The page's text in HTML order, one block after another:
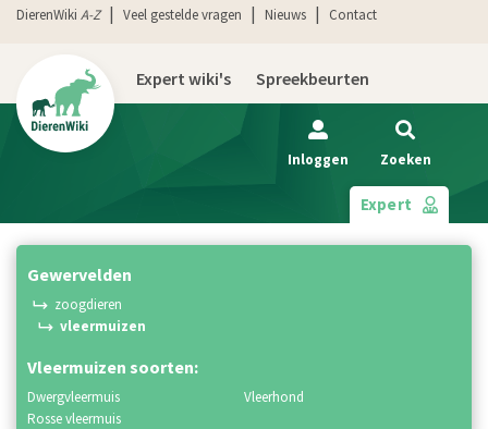
DierenWiki A-Z Veel gestelde vragen Nieuws Contact
Expert wiki's Spreekbeurten
gewervelden
zoogdieren
vleermuizen
Vleermuizen soorten:
dwergvleermuis
rosse vleermuis
vleerhond
Inloggen Zoeken
Expert